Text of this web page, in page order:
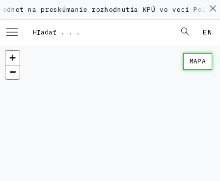
preskúmanie rozhodnutia KPÚ vo veci
EN
MAPA